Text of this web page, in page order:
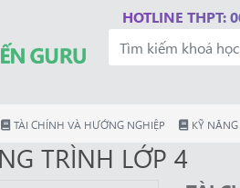
HOTLINE THPT:
TÀI CHÍNH VÀ HƯỚNG NGHIỆP KỸ
TRÌNH LỚP 4